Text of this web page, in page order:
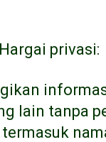
Hargai privasi:
lain tanpa